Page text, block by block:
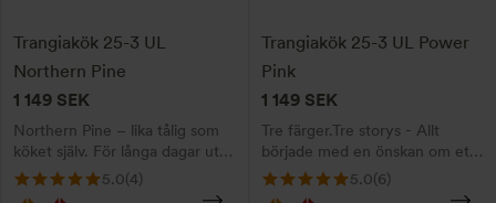
Trangiakök 25-3 UL
Northern Pine
1 149 SEK
Northern Pine – lika tålig som
köket själv. För långa dagar ute.
Välj din brännare!
5.0(4)
olika
alternativen
kan
väljas
på
produktsidan
Trangiakök 25-3 UL Power
Pink
1 149 SEK
Tre färger.Tre storys - Allt
började med en önskan om ett
glittrigt rosa kök …
5.0(6)
olika
alternativen
kan
väljas
på
produktsidan